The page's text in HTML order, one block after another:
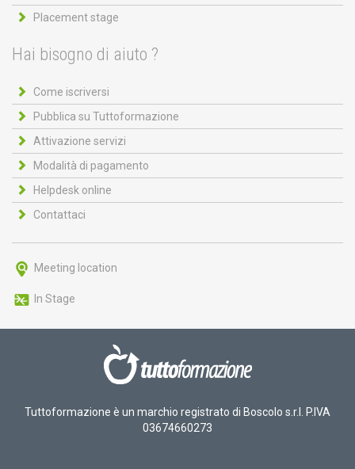
Placement stage
Hai bisogno di aiuto ?
Come iscriversi
Pubblica su Tuttoformazione
Attivazione servizi
Modalità di pagamento
Helpdesk online
Contattaci
Meeting location
In Stage
Tuttoformazione è un marchio registrato di Boscolo s.r.l. P.IVA
03674660273